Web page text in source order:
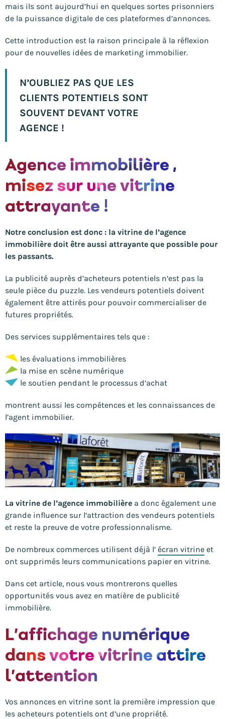
mais ils sont aujourd’hui en quelques sortes prisonniers
de la puissance digitale de ces plateformes d’annonces.
Cette introduction est la raison principale à la réflexion
pour de nouvelles idées de marketing immobilier.
N’OUBLIEZ PAS QUE LES
CLIENTS POTENTIELS SONT
SOUVENT DEVANT VOTRE
AGENCE !
Agence immobilière ,
misez sur une vitrine
attrayante !
Notre conclusion est donc : la vitrine de l’agence
immobilière doit être aussi attrayante que possible pour
les passants.
La publicité auprès d’acheteurs potentiels n’est pas la
seule pièce du puzzle. Les vendeurs potentiels doivent
également être attirés pour pouvoir commercialiser de
futures propriétés.
Des services supplémentaires tels que :
les évaluations immobilières
la mise en scène numérique
le soutien pendant le processus d’achat
montrent aussi les compétences et les connaissances de
l’agent immobilier.
La vitrine de l’agence immobilière a donc également une
grande influence sur l’attraction des vendeurs potentiels
et reste la preuve de votre professionnalisme.
De nombreux commerces utilisent déjà l’ écran vitrine et
ont supprimés leurs communications papier en vitrine.
Dans cet article, nous vous montrerons quelles
opportunités vous avez en matière de publicité
immobilière.
L’affichage numérique
dans votre vitrine attire
l’attention
Vos annonces en vitrine sont la première impression que
les acheteurs potentiels ont d’une propriété.